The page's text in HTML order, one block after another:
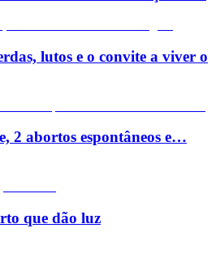
lutos e o convite a viver o
2 abortos espontâneos e…
que dão luz